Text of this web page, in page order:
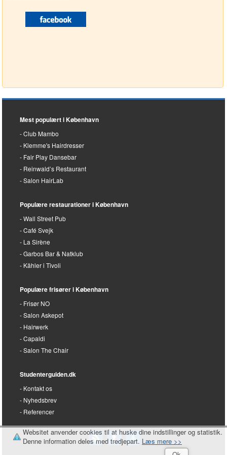
Mest populært i København
Club Mambo
Klemme's Hairdresser
Fair Play Dansebar
Reinwald’s Restaurant
Salon HairLab
Populære restaurationer i København
Wall Street Pub
Café Svejk
La Sirène
Garbos Bar & Natklub
Kähler i Tivoli
Populære frisører i København
Frisør NO
Salon Askepot
Hairwerk
Capaldi
Salon The Chair
Studenterguiden.dk
Kontakt os
Nyhedsbrev
Referencer
Websitet anvender cookies til at huske dine indstillinger og statistik.
Denne information deles med tredjepart. Læs mere >>